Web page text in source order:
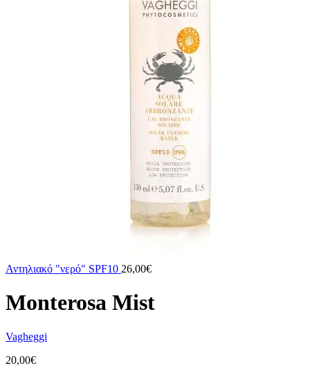
Αντηλιακό "νερό" SPF10 26,00€
Monterosa Mist
Vagheggi
20,00€